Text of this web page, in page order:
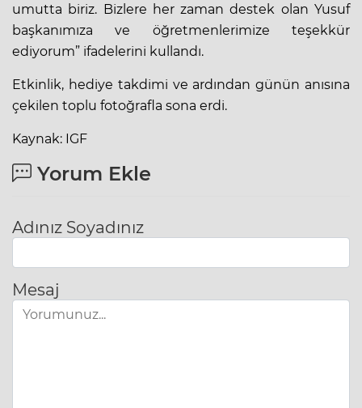
umutta biriz. Bizlere her zaman destek olan Yusuf
başkanımıza ve öğretmenlerimize teşekkür
ediyorum” ifadelerini kullandı.
Etkinlik, hediye takdimi ve ardından günün anısına
çekilen toplu fotoğrafla sona erdi.
Kaynak: IGF
Yorum Ekle
Adınız Soyadınız
Mesaj